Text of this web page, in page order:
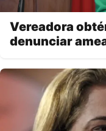
Vereadora
denunciar